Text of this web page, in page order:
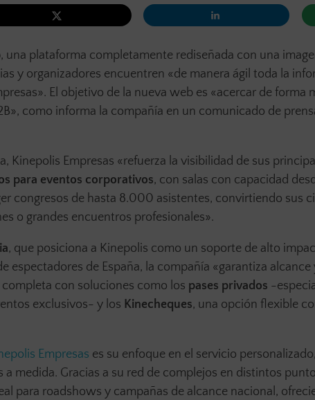
, una plataforma completamente rediseñada con una
y organizadores encuentren «de manera ágil toda la
El objetivo de la nueva web es «acercar de forma
como informa la compañía en un comunicado de
Kinepolis Empresas «refuerza la visibilidad de sus
para eventos corporativos, con salas con capacidad
congresos de hasta 8.000 asistentes, convirtiendo sus
o grandes encuentros profesionales».
, que posiciona a Kinepolis como un soporte de alto
espectadores de España, la compañía «garantiza
con soluciones como los pases privados -
exclusivos- y los Kinecheques, una opción flexible
Empresas es su enfoque en el servicio
a medida. Gracias a su red de complejos en distintos
para roadshows y campañas de alcance nacional,